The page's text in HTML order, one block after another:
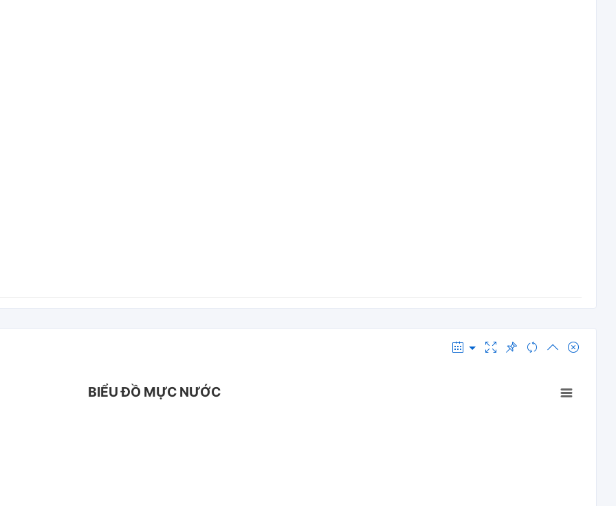
BIỂU ĐỒ MỰC NƯỚC